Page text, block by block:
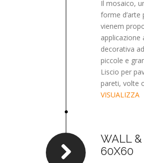
Il mosaico,
forme d’arte
vienem
applicazione
decorativa
piccole e
Liscio per
pareti, volte
VISUALIZZA
WALL &
60X60